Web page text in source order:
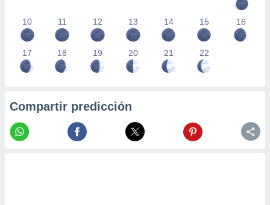
10 11 12 13 14 15 16
17 18 19 20 21 22
Compartir predicción